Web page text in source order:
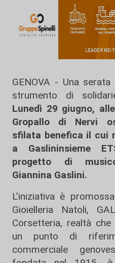
GENOVA - Una
strumento di
Lunedì 29 giugno,
Gropallo di Nervi
sfilata benefica il cui
a Gaslininsieme
progetto di
Giannina Gaslini.
L’iniziativa è
Gioielleria Natoli,
Corsetteria, realtà
un punto di
commerciale